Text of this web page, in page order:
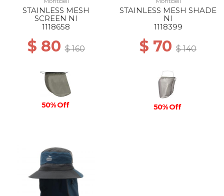
STAINLESS MESH
SCREEN NI
1118658
$ 80$ 160
50% Off
STAINLESS MESH SHADE
NI
1118399
$ 70 $ 140
50% Off